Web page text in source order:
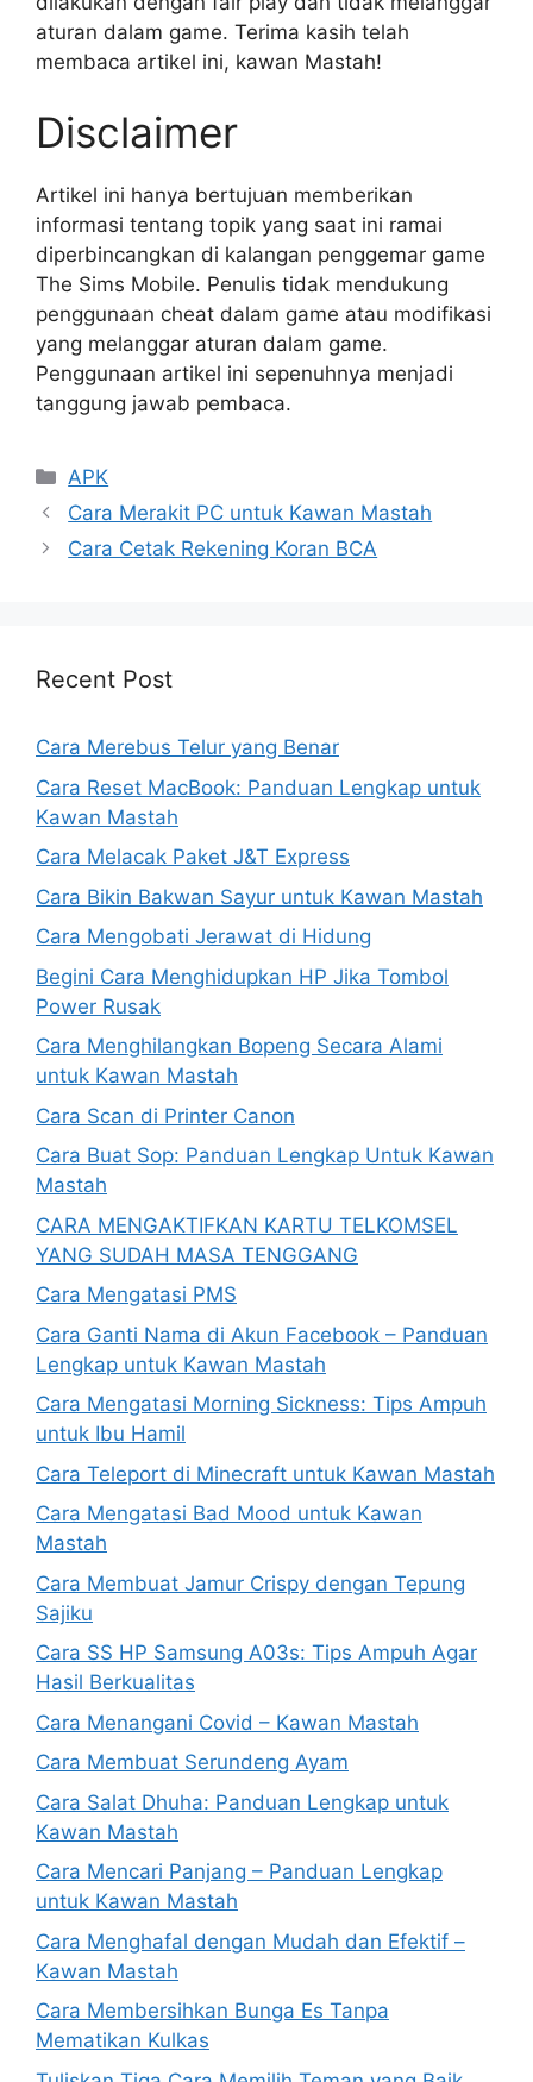
aturan dalam game. Terima kasih telah
membaca artikel ini, kawan Mastah!
Disclaimer
Artikel ini hanya bertujuan memberikan
informasi tentang topik yang saat ini ramai
diperbincangkan di kalangan penggemar game
The Sims Mobile. Penulis tidak mendukung
penggunaan cheat dalam game atau modifikasi
yang melanggar aturan dalam game.
Penggunaan artikel ini sepenuhnya menjadi
tanggung jawab pembaca.
Kategori
APK
Cara Merakit PC untuk Kawan Mastah
Cara Cetak Rekening Koran BCA
Recent Post
Cara Merebus Telur yang Benar
Cara Reset MacBook: Panduan Lengkap untuk
Kawan Mastah
Cara Melacak Paket J&T Express
Cara Bikin Bakwan Sayur untuk Kawan Mastah
Cara Mengobati Jerawat di Hidung
Begini Cara Menghidupkan HP Jika Tombol
Power Rusak
Cara Menghilangkan Bopeng Secara Alami
untuk Kawan Mastah
Cara Scan di Printer Canon
Cara Buat Sop: Panduan Lengkap Untuk Kawan
Mastah
CARA MENGAKTIFKAN KARTU TELKOMSEL
YANG SUDAH MASA TENGGANG
Cara Mengatasi PMS
Cara Ganti Nama di Akun Facebook – Panduan
Lengkap untuk Kawan Mastah
Cara Mengatasi Morning Sickness: Tips Ampuh
untuk Ibu Hamil
Cara Teleport di Minecraft untuk Kawan Mastah
Cara Mengatasi Bad Mood untuk Kawan
Mastah
Cara Membuat Jamur Crispy dengan Tepung
Sajiku
Cara SS HP Samsung A03s: Tips Ampuh Agar
Hasil Berkualitas
Cara Menangani Covid – Kawan Mastah
Cara Membuat Serundeng Ayam
Cara Salat Dhuha: Panduan Lengkap untuk
Kawan Mastah
Cara Mencari Panjang – Panduan Lengkap
untuk Kawan Mastah
Cara Menghafal dengan Mudah dan Efektif –
Kawan Mastah
Cara Membersihkan Bunga Es Tanpa
Mematikan Kulkas